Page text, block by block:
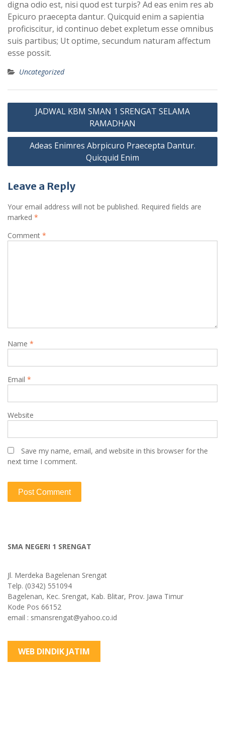
digna odio est, nisi quod est turpis? Ad eas enim res ab
Epicuro praecepta dantur. Quicquid enim a sapientia
proficiscitur, id continuo debet expletum esse omnibus
suis partibus; Ut optime, secundum naturam affectum
esse possit.
Uncategorized
Post
navigation
JADWAL KBM SMAN 1 SRENGAT SELAMA
RAMADHAN
Adeas Enimres Abrpicuro Praecepta Dantur.
Quicquid Enim
Leave a Reply
Your email address will not be published. Required fields are
marked *
Comment *
Name *
Email *
Website
Save my name, email, and website in this browser for the
next time I comment.
SMA NEGERI 1 SRENGAT
Jl. Merdeka Bagelenan Srengat
Telp. (0342) 551094
Bagelenan, Kec. Srengat, Kab. Blitar, Prov. Jawa Timur
Kode Pos 66152
email : smansrengat@yahoo.co.id
WEB DINDIK JATIM